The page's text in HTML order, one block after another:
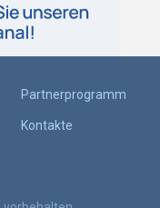
Partnerprogramm
Kontakte